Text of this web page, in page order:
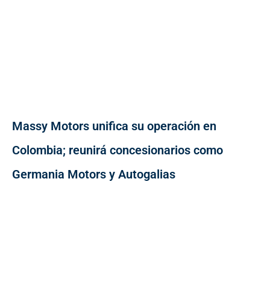
Massy Motors unifica su operación en
Colombia; reunirá concesionarios como
Germania Motors y Autogalias